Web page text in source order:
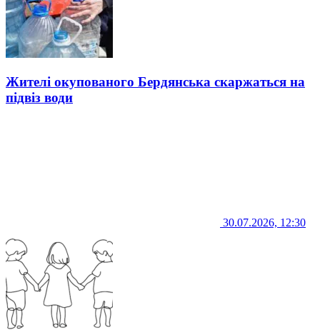
Жителі окупованого Бердянська скаржаться на
підвіз води
30.07.2026, 12:30